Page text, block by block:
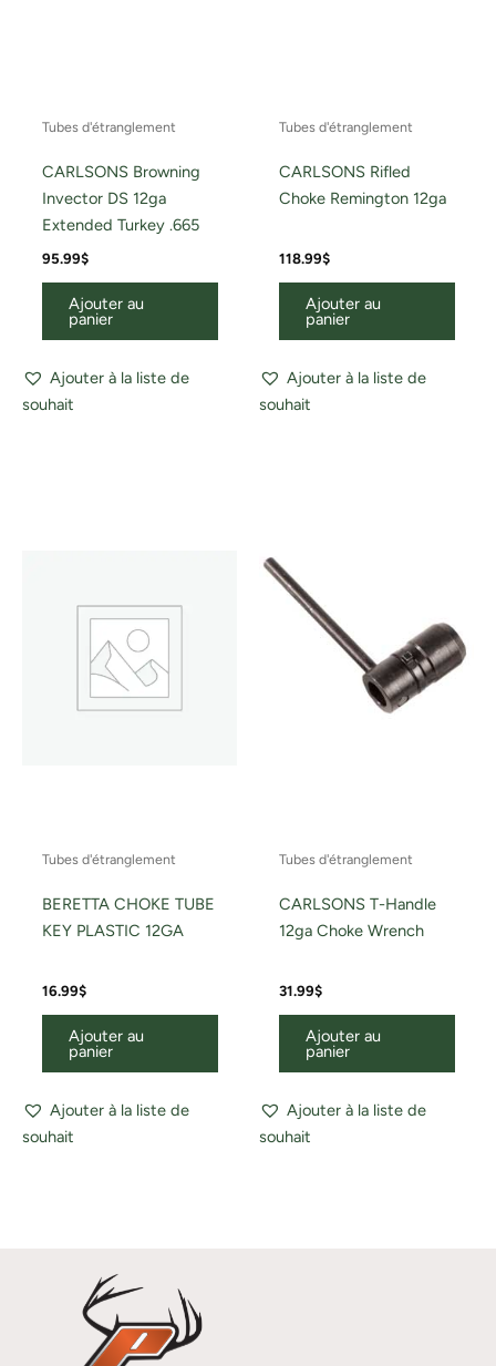
Tubes d'étranglement
CARLSONS Browning
Invector DS 12ga
Extended Turkey .665
95.99$
Ajouter au
panier
Ajouter à la liste de
souhait
Tubes d'étranglement
CARLSONS Rifled
Choke Remington 12ga
118.99$
Ajouter au
panier
Ajouter à la liste de
souhait
Tubes d'étranglement
BERETTA CHOKE TUBE
KEY PLASTIC 12GA
16.99$
Ajouter au
panier
Ajouter à la liste de
souhait
Tubes d'étranglement
CARLSONS T-Handle
12ga Choke Wrench
31.99$
Ajouter au
panier
Ajouter à la liste de
souhait